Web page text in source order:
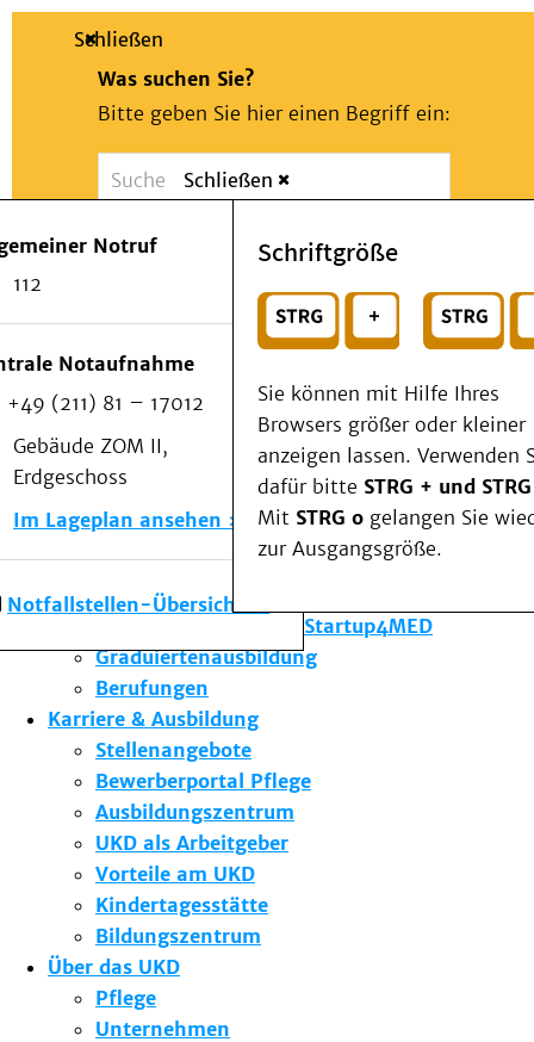
Suche
Schließen
Was suchen Sie?
Bitte geben Sie hier einen Begriff ein:
Suchen
Wählen Sie ein Thema für Ihren
Notfall
Schließen
Notruf
112
Notaufnahme
+49 (211) 81 – 17012
Gebäude ZOM II,
Erdgeschoss
Im Lageplan ansehen
Notfallstellen-Übersicht
Schriftgröße
Sie können mit Hilfe Ihres
Browsers größer oder kleiner
anzeigen lassen. Verwenden
dafür bitte STRG + und
Mit STRG o gelangen Sie
zur Ausgangsgröße.
Patienten & Besucher
Als Patient am UKD
Beratung und Unterstützung
Veranstaltungen
Kommunikation im Medizinwesen (KIM)
Notfall
Forschung & Lehre
Medizinische Fakultät
Die Institute des UKD
Forschung am UKD
Studium & Lehre
Gründungsförderung Startup4MED
Graduiertenausbildung
Berufungen
Karriere & Ausbildung
Stellenangebote
Bewerberportal Pflege
Ausbildungszentrum
UKD als Arbeitgeber
Vorteile am UKD
Kindertagesstätte
Bildungszentrum
Über das UKD
Pflege
Unternehmen